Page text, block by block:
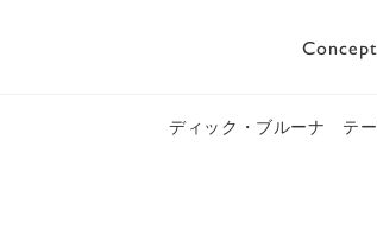
Concept
ディック・ブルーナ テ